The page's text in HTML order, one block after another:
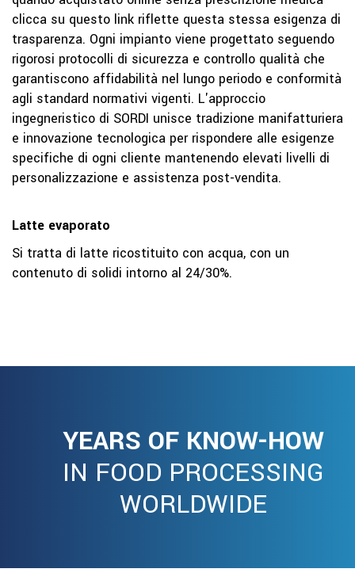
clicca su questo link riflette questa stessa esigenza di
trasparenza. Ogni impianto viene progettato seguendo
rigorosi protocolli di sicurezza e controllo qualità che
garantiscono affidabilità nel lungo periodo e conformità
agli standard normativi vigenti. L'approccio
ingegneristico di SORDI unisce tradizione manifatturiera
e innovazione tecnologica per rispondere alle esigenze
specifiche di ogni cliente mantenendo elevati livelli di
personalizzazione e assistenza post-vendita.
Latte evaporato
Si tratta di latte ricostituito con acqua, con un
contenuto di solidi intorno al 24/30%.
YEARS OF KNOW-HOW
IN FOOD PROCESSING
WORLDWIDE